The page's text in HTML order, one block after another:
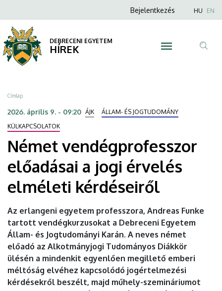
vendégprofesszor
előadásai
jogi
érvelés
elméleti
kérdéseiről
DEBRECENI
EGYETEM
a
tartalomra
Anonim
menüje
Bejelentkezés HU EN
DEBRECENI EGYETEM
HÍREK
Morzsa
Címlap
2026. április 9. - 09:20 ÁJK
ÁLLAM- ÉS JOGTUDOMÁNY
KÜLKAPCSOLATOK
Német vendégprofesszor
előadásai a jogi érvelés
elméleti kérdéseiről
Az erlangeni egyetem professzora, Andreas Funke
tartott vendégkurzusokat a Debreceni Egyetem
Állam- és Jogtudományi Karán. A neves német
előadó az Alkotmányjogi Tudományos Diákkör
ülésén a mindenkit egyenlően megillető emberi
méltóság elvéhez kapcsolódó jogértelmezési
kérdésekről beszélt, majd műhely-szemináriumot